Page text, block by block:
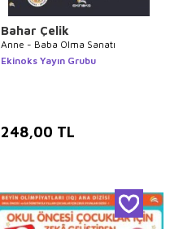
Bahar Çelik
Anne - Baba Olma Sanatı
Ekinoks Yayın Grubu
248,00 TL